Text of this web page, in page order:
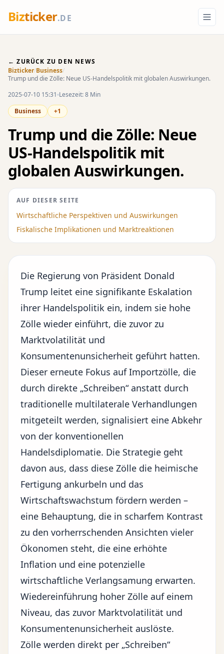
Bizticker.DE
← ZURÜCK ZU DEN NEWS
Bizticker/Business/
Trump und die Zölle: Neue US-Handelspolitik mit globalen Auswirkungen.
2025-07-10 15:31 Lesezeit: 8 Min
Business
+1
Trump und die Zölle: Neue
US-Handelspolitik mit
globalen Auswirkungen.
AUF DIESER SEITE
Wirtschaftliche Perspektiven und Auswirkungen
Fiskalische Implikationen und Marktreaktionen
Die Regierung von Präsident Donald
Trump leitet eine signifikante Eskalation
ihrer Handelspolitik ein, indem sie hohe
Zölle wieder einführt, die zuvor zu
Marktvolatilität und
Konsumentenunsicherheit geführt hatten.
Dieser erneute Fokus auf Importzölle, die
durch direkte „Schreiben“ anstatt durch
traditionelle multilaterale Verhandlungen
mitgeteilt werden, signalisiert eine Abkehr
von der konventionellen
Handelsdiplomatie. Die Strategie geht
davon aus, dass diese Zölle die heimische
Fertigung ankurbeln und das
Wirtschaftswachstum fördern werden –
eine Behauptung, die in scharfem Kontrast
zu den vorherrschenden Ansichten vieler
Ökonomen steht, die eine erhöhte
Inflation und eine potenzielle
wirtschaftliche Verlangsamung erwarten.
Wiedereinführung hoher Zölle auf einem
Niveau, das zuvor Marktvolatilität und
Konsumentenunsicherheit auslöste.
Zölle werden direkt per „Schreiben“